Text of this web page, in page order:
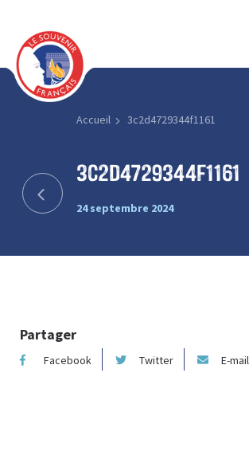
Accueil 3c2d4729344f1161
3c2d4729344f1161
24 septembre 2024
Partager
Facebook Twitter E-mail